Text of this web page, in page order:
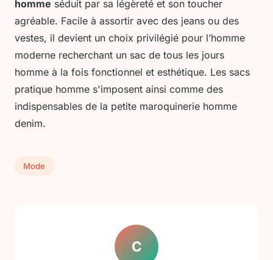
homme séduit par sa légèreté et son toucher
agréable. Facile à assortir avec des jeans ou des
vestes, il devient un choix privilégié pour l’homme
moderne recherchant un sac de tous les jours
homme à la fois fonctionnel et esthétique. Les sacs
pratique homme s'imposent ainsi comme des
indispensables de la petite maroquinerie homme
denim.
Mode
C